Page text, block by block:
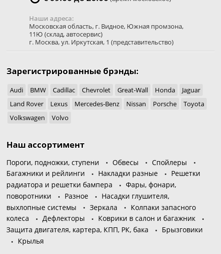
Наши адреса:
Московская область, г. Видное, Южная промзона,
11Ю (склад, автосервис)
г. Москва,ул. Иркутская, 1 (представительство)
Зарегистрированные брэнды:
Audi BMW Cadillac Chevrolet Great-Wall Honda
Jaguar
Land Rover
Lexus Mercedes-Benz Nissan Porsche
Toyota
Volkswagen
Volvo
Наш ассортимент
Пороги, подножки, ступени Обвесы
Спойлеры
Багажники и рейлинги
Накладки разные
Решетки
радиатора и решетки бампера
Фары, фонари,
поворотники
Разное
Насадки глушителя,
выхлопные системы
Зеркала
Колпаки запасного
колеса
Дефлекторы
Коврики в салон и багажник
Защита двигателя, картера, КПП, РК, бака
Брызговики
Крылья